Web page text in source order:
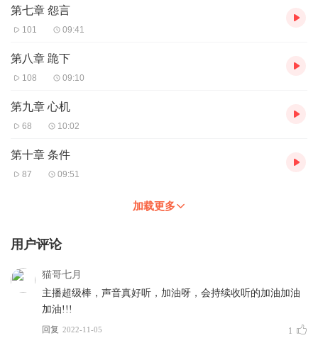
第七章 怨言
101 09:41
第八章 跪下
108 09:10
第九章 心机
68 10:02
第十章 条件
87 09:51
加载更多
用户评论
猫哥七月
主播超级棒，声音真好听，加油呀，会持续收听的加油加油
加油!!!
回复 2022-11-05 1